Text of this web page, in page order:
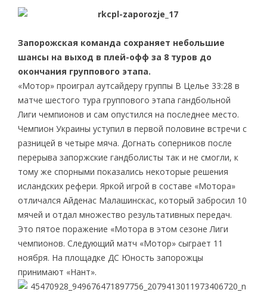
Запорожская команда сохраняет небольшие
шансы на выход в плей-офф за 8 туров до
окончания группового этапа.
«Мотор» проиграл аутсайдеру группы В Целье 33:28 в
матче шестого тура группового этапа гандбольной
Лиги чемпионов и сам опустился на последнее место.
Чемпион Украины уступил в первой половине встречи с
разницей в четыре мяча. Догнать соперников после
перерыва запоржские гандболисты так и не смогли, к
тому же спорными показались некоторые решения
исландских рефери. Яркой игрой в составе «Мотора»
отличался Айденас Малашинскас, который забросил 10
мячей и отдал множество результативных передач.
Это пятое поражение «Мотора в этом сезоне Лиги
чемпионов. Следующий матч «Мотор» сыграет 11
ноября. На площадке ДС Юность запорожцы
принимают «Нант».